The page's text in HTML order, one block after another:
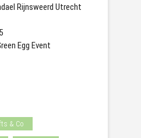
Rijnsweerd Utrecht
Egg Event
& Co